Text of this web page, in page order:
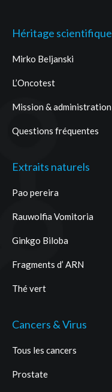
Héritage scientifique
Mirko Beljanski
L’Oncotest
Mission & administration
Questions fréquentes
Extraits naturels
Pao pereira
Rauwolfia Vomitoria
Ginkgo Biloba
Fragments d’ ARN
Thé vert
Cancers & Virus
Tous les cancers
Prostate